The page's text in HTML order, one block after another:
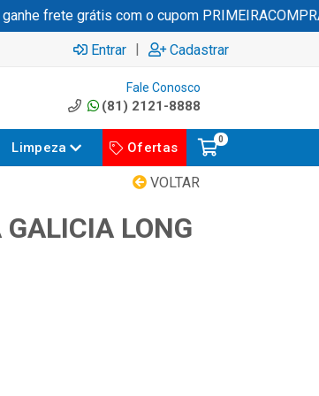
frete grátis com o cupom PRIMEIRACOMPRA
Entrar | Cadastrar
Fale Conosco
(81) 2121-8888
Limpeza Ofertas
0
VOLTAR
LONG